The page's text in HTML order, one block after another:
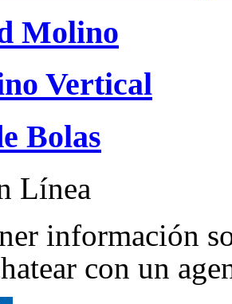
Molino
Vertical
Bolas
Línea
información
con un